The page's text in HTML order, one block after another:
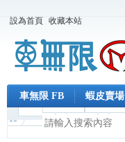
設為首頁 收藏本站
車無限 FB 蝦皮賣場